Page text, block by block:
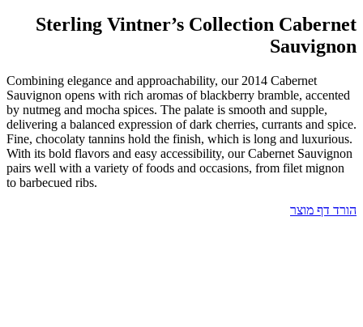
Sterling Vintner’s Collection Cabernet
Sauvignon
Combining elegance and approachability, our 2014 Cabernet
Sauvignon opens with rich aromas of blackberry bramble, accented
by nutmeg and mocha spices. The palate is smooth and supple,
delivering a balanced expression of dark cherries, currants and spice.
Fine, chocolaty tannins hold the finish, which is long and luxurious.
With its bold flavors and easy accessibility, our Cabernet Sauvignon
pairs well with a variety of foods and occasions, from filet mignon
to barbecued ribs.
הורד דף מוצר